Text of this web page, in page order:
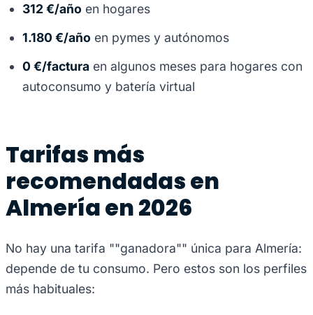
312 €/año en hogares
1.180 €/año en pymes y autónomos
0 €/factura en algunos meses para hogares con
autoconsumo y batería virtual
Tarifas más
recomendadas en
Almería en 2026
No hay una tarifa ""ganadora"" única para Almería:
depende de tu consumo. Pero estos son los perfiles
más habituales: